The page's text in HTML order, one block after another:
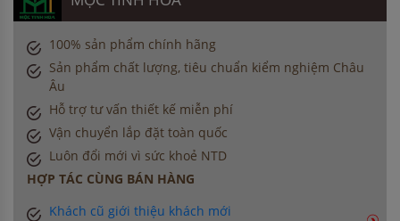
100% sản phẩm chính hãng
Sản phẩm chất lượng, tiêu chuẩn kiểm nghiệm Châu
Âu
Hỗ trợ tư vấn thiết kế miễn phí
Vận chuyển lắp đặt toàn quốc
Luôn đổi mới vì sức khoẻ NTD
HỢP TÁC CÙNG BÁN HÀNG
Khách cũ giới thiệu khách mới